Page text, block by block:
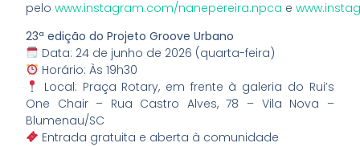
pelowww.instagram.com/nanepereira.npca e
23ª edição do Projeto Groove Urbano
Data: 24 de junho de 2026 (quarta-feira)
Horário: Às 19h30
Local: Praça Rotary, em frente à galeria do Rui’s
One Chair – Rua Castro Alves, 78 – Vila Nova –
Blumenau/SC
Entrada gratuita e aberta à comunidade